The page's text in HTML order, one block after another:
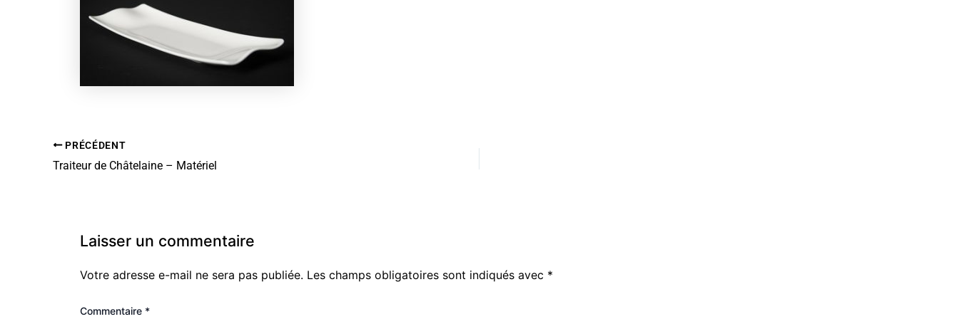
PRÉCÉDENT
Traiteur de Châtelaine – Matériel
Laisser un commentaire
Votre adresse e-mail ne sera pas publiée. Les champs obligatoires sont indiqués avec *
Commentaire *